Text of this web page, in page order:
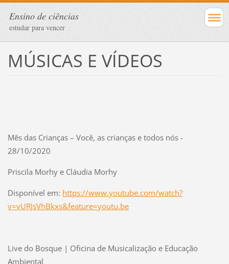
Ensino de ciências
estudar para vencer
MÚSICAS E VÍDEOS
Mês das Crianças – Você, as crianças e todos nós -
28/10/2020
Priscila Morhy e Cláudia Morhy
Disponível em: https://www.youtube.com/watch?
v=vURJsVhBkxs&feature=youtu.be
Live do Bosque | Oficina de Musicalização e Educação
Ambiental